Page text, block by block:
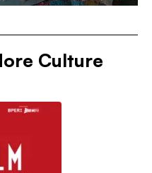
Culture